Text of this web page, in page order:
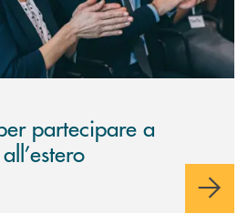
partecipare a